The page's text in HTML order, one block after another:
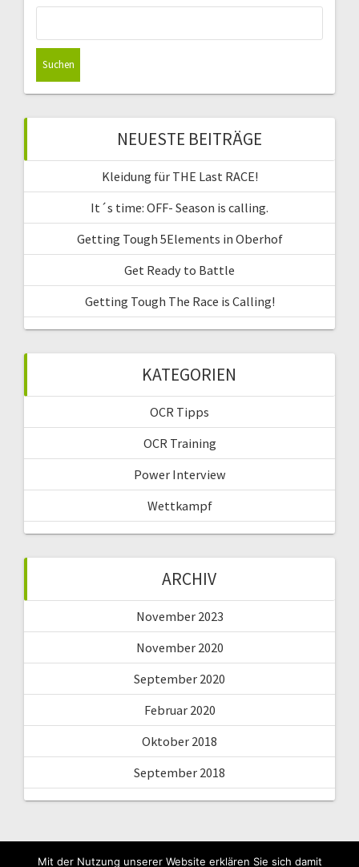
NEUESTE BEITRÄGE
Kleidung für THE Last RACE!
It´s time: OFF- Season is calling.
Getting Tough 5Elements in Oberhof
Get Ready to Battle
Getting Tough The Race is Calling!
KATEGORIEN
OCR Tipps
OCR Training
Power Interview
Wettkampf
ARCHIV
November 2023
November 2020
September 2020
Februar 2020
Oktober 2018
September 2018
Mit der Nutzung unserer Website erklären Sie sich damit